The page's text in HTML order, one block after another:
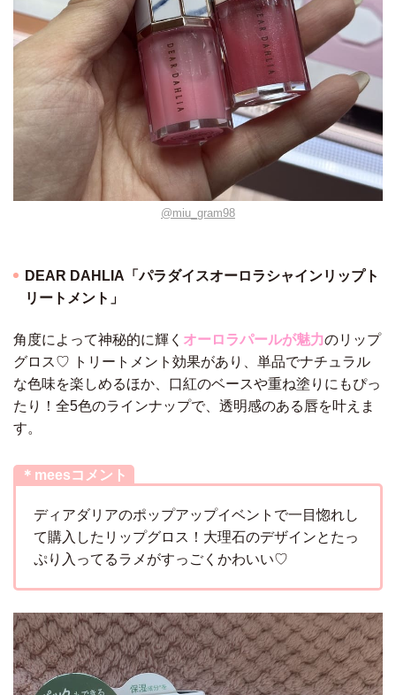
@miu_gram98
DEAR DAHLIA「パラダイスオーロラシャインリップト
リートメント」
角度によって神秘的に輝く オーロラパールが魅力のリップ
グロス♡ トリートメント効果があり、単品でナチュラル
な色味を楽しめるほか、口紅のベースや重ね塗りにもぴっ
たり！全5色のラインナップで、透明感のある唇を叶えま
す。
＊meesコメント
ディアダリアのポップアップイベントで一目惚れし
て購入したリップグロス！大理石のデザインとたっ
ぷり入ってるラメがすっごくかわいい♡